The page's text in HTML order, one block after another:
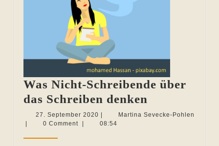
Was Nicht-Schreibende über
das Schreiben denken
Nicht-
27. September 2020 27.
September
Martina Sevecke-Pohlen
Martina
Pohlen
0 Comment 08:54